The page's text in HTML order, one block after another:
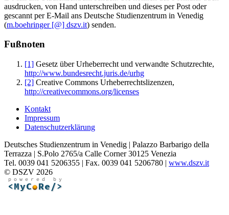
ausdrucken, von Hand unterschreiben und dieses per Post oder
gescannt per E-Mail ans Deutsche Studienzentrum in Venedig
(m.boehringer [@] dszv.it) senden.
Fußnoten
[1] Gesetz über Urheberrecht und verwandte Schutzrechte,
http://www.bundesrecht.juris.de/urhg
[2] Creative Commons Urheberrechtslizenzen,
http://creativecommons.org/licenses
Kontakt
Impressum
Datenschutzerklärung
Deutsches Studienzentrum in Venedig | Palazzo Barbarigo della
Terrazza | S.Polo 2765/a Calle Corner 30125 Venezia
Tel. 0039 041 5206355 | Fax. 0039 041 5206780 | www.dszv.it
© DSZV 2026